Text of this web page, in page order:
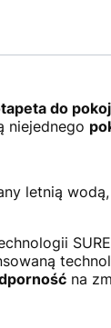
do
niejednego
letnią
na